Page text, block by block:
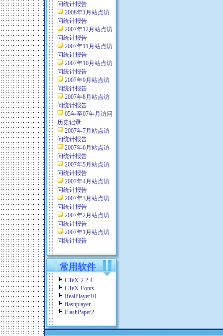
问统计报告
2008年1月站点访
问统计报告
2007年12月站点访
问统计报告
2007年11月站点访
问统计报告
2007年10月站点访
问统计报告
2007年9月站点访
问统计报告
2007年8月站点访
问统计报告
05年至07年月访问
历史记录
2007年7月站点访
问统计报告
2007年6月站点访
问统计报告
2007年5月站点访
问统计报告
2007年4月站点访
问统计报告
2007年3月站点访
问统计报告
2007年2月站点访
问统计报告
2007年1月站点访
问统计报告
常用软件
CTeX-2.2.4
CTeX-Fonts
RealPlayer10
flashplayer
FlashPaper2